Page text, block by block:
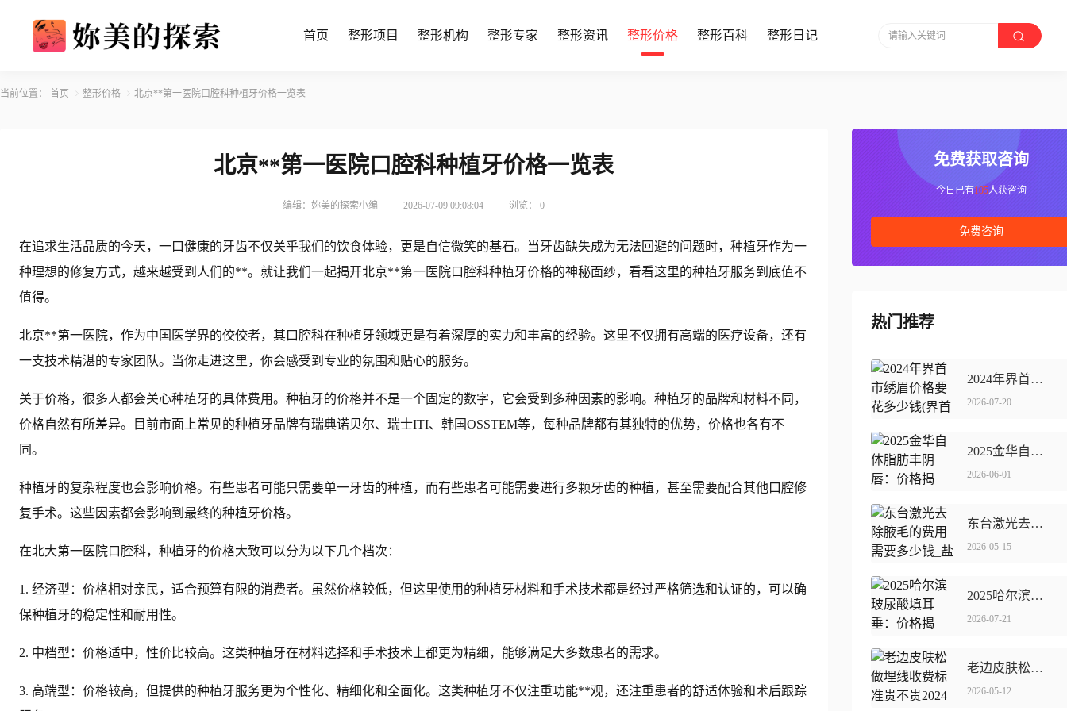
首页 整形项目 整形机构 整形专家 整形资讯 整形价格 整形百科 整形日记 请输入关键词
当前位置： 首页 整形价格 北京**第一医院口腔科种植牙价格一览表
北京**第一医院口腔科种植牙价格一览表
编辑：妳美的探索小编 2026-07-09 09:08:04 浏览：0
在追求生活品质的今天，一口健康的牙齿不仅关乎我们的饮食体验，更是自信微笑的基石。当牙齿缺失成为无法回避的问题时，种植牙作为一
种理想的修复方式，越来越受到人们的**。就让我们一起揭开北京**第一医院口腔科种植牙价格的神秘面纱，看看这里的种植牙服务到底值不
值得。
北京**第一医院，作为中国医学界的佼佼者，其口腔科在种植牙领域更是有着深厚的实力和丰富的经验。这里不仅拥有高端的医疗设备，还有
一支技术精湛的专家团队。当你走进这里，你会感受到专业的氛围和贴心的服务。
关于价格，很多人都会关心种植牙的具体费用。种植牙的价格并不是一个固定的数字，它会受到多种因素的影响。种植牙的品牌和材料不同，
价格自然有所差异。目前市面上常见的种植牙品牌有瑞典诺贝尔、瑞士ITI、韩国OSSTEM等，每种品牌都有其独特的优势，价格也各有不
同。
种植牙的复杂程度也会影响价格。有些患者可能只需要单一牙齿的种植，而有些患者可能需要进行多颗牙齿的种植，甚至需要配合其他口腔修
复手术。这些因素都会影响到最终的种植牙价格。
在北大第一医院口腔科，种植牙的价格大致可以分为以下几个档次：
1. 经济型：价格相对亲民，适合预算有限的消费者。虽然价格较低，但这里使用的种植牙材料和手术技术都是经过严格筛选和认证的，可以确
保种植牙的稳定性和耐用性。
2. 中档型：价格适中，性价比较高。这类种植牙在材料选择和手术技术上都更为精细，能够满足大多数患者的需求。
3. 高端型：价格较高，但提供的种植牙服务更为个性化、精细化和全面化。这类种植牙不仅注重功能**观，还注重患者的舒适体验和术后跟踪
免费获取咨询
今日已有105人获咨询
免费咨询
热门推荐
2024年界首市绣眉价格要花多少钱(界首市绣眉价格约600~3000元/次)
2026-07-20
2025金华自体脂肪丰阴唇：价格揭晓，美丽触手可及！
2026-06-01
东台激光去除腋毛的费用需要多少钱_盐城东台激光去除腋毛的价格高吗大概多少
2026-05-15
2025哈尔滨玻尿酸填耳垂：价格揭晓，美丽无价！
2026-07-21
老边皮肤松做埋线收费标准贵不贵2024年(营口市老边区做皮肤松做埋线整形价格约为14000)
2026-05-12